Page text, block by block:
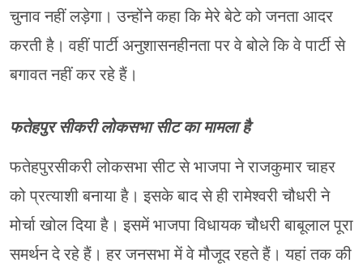
चुनाव नहीं लड़ेगा। उन्होंने कहा कि मेरे बेटे को जनता आदर
करती है। वहीं पार्टी अनुशासनहीनता पर वे बोले कि वे पार्टी से
बगावत नहीं कर रहे हैं।
फतेहपुर सीकरी लोकसभा सीट का मामला है
फतेहपुरसीकरी लोकसभा सीट से भाजपा ने राजकुमार चाहर
को प्रत्याशी बनाया है। इसके बाद से ही रामेश्वरी चौधरी ने
मोर्चा खोल दिया है। इसमें भाजपा विधायक चौधरी बाबूलाल पूरा
समर्थन दे रहे हैं। हर जनसभा में वे मौजूद रहते हैं। यहां तक की